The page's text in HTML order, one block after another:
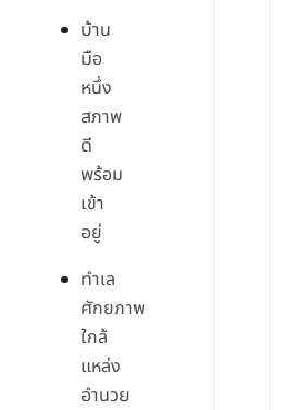
บ้าน
มือ
หนึ่ง
สภาพ
ดี
พร้อม
เข้า
อยู่
ทำเล
ศักยภาพ
ใกล้
แหล่ง
อำนวย